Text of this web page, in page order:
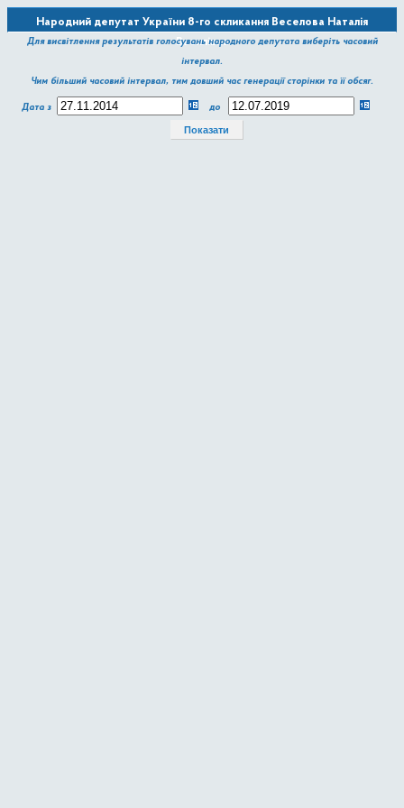
Народний депутат України 8-го скликання Веселова Наталія
Василівна
Для висвітлення результатів голосувань народного депутата виберіть часовий
інтервал.
Чим більший часовий інтервал, тим довший час генерації сторінки та її обсяг.
Дата з до